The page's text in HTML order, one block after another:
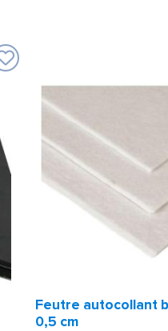
Feutre autocollant
0,5 cm